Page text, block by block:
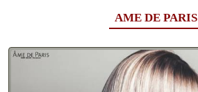
AME DE PARIS